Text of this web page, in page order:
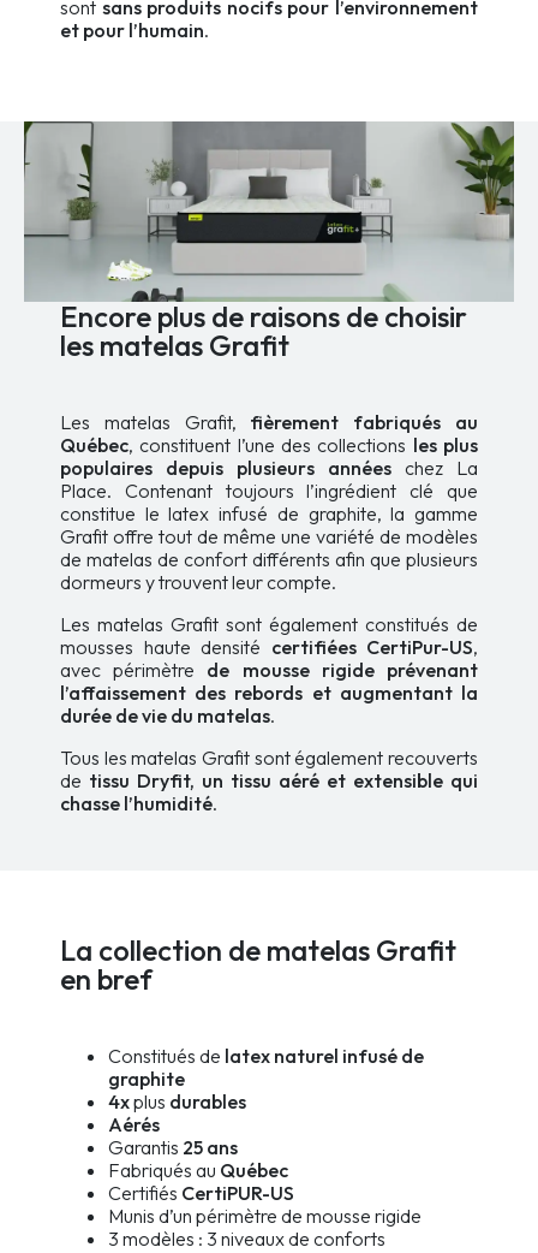
sont sans produits nocifs pour l’environnement
et pour l’humain.
Encore plus de raisons de choisir
les matelas Grafit
Les matelas Grafit, fièrement fabriqués au
Québec, constituent l’une des collections les plus
populaires depuis plusieurs années chez La
Place. Contenant toujours l’ingrédient clé que
constitue le latex infusé de graphite, la gamme
Grafit offre tout de même une variété de modèles
de matelas de confort différents afin que plusieurs
dormeurs y trouvent leur compte.
Les matelas Grafit sont également constitués de
mousses haute densité certifiées CertiPur-US,
avec périmètre de mousse rigide prévenant
l’affaissement des rebords et augmentant la
durée de vie du matelas.
Tous les matelas Grafit sont également recouverts
de tissu Dryfit, un tissu aéré et extensible qui
chasse l’humidité.
La collection de matelas Grafit
en bref
Constitués de latex naturel infusé de
graphite
4xplus durables
Aérés
Garantis 25 ans
Fabriqués au Québec
Certifiés CertiPUR-US
Munis d’un périmètre de mousse rigide
3 modèles : 3 niveaux de conforts